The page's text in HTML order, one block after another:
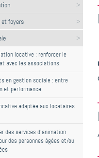
et foyers
locative : renforcer le
avec les associations
en gestion sociale : entre
et performance
adaptée aux locataires
des services d'animation
des personnes âgées et/ou